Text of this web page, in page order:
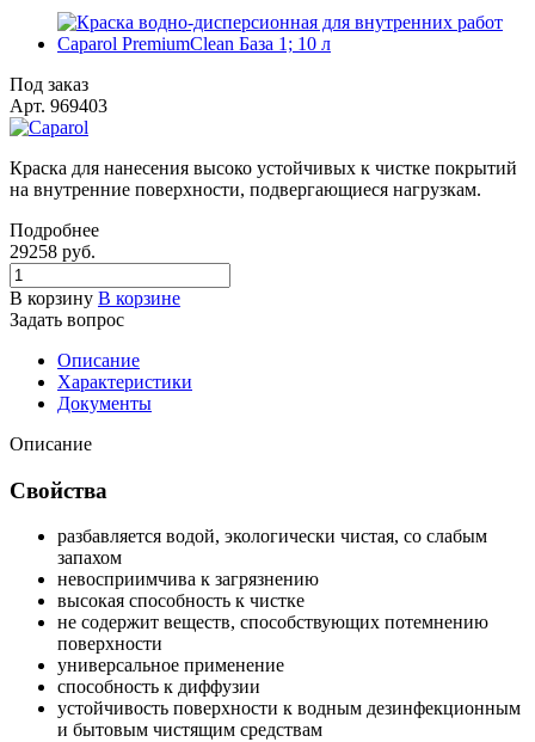
Под заказ
Арт. 969403
Краска для нанесения высоко устойчивых к чистке покрытий
на внутренние поверхности, подвергающиеся нагрузкам.
Подробнее
29258 руб.
В корзину В корзине
Задать вопрос
Описание
Характеристики
Документы
Описание
Свойства
разбавляется водой, экологически чистая, со слабым
запахом
невосприимчива к загрязнению
высокая способность к чистке
не содержит веществ, способствующих потемнению
поверхности
универсальное применение
способность к диффузии
устойчивость поверхности к водным дезинфекционным
и бытовым чистящим средствам